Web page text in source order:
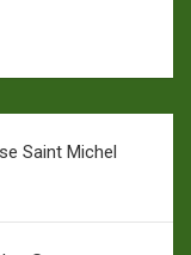
Saint Michel